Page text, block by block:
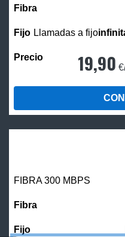
Llamadas a fijo
19,90
FIBRA 300 MBPS